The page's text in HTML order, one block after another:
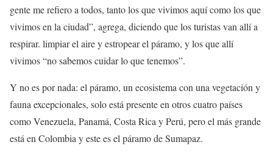
gente me refiero a todos, tanto los que vivimos aquí como los que
vivimos en la ciudad”, agrega, diciendo que los turistas van allí a
respirar. limpiar el aire y estropear el páramo, y los que allí
vivimos “no sabemos cuidar lo que tenemos”.
Y no es por nada: el páramo, un ecosistema con una vegetación y
fauna excepcionales, solo está presente en otros cuatro países
como Venezuela, Panamá, Costa Rica y Perú, pero el más grande
está en Colombia y este es el páramo de Sumapaz.